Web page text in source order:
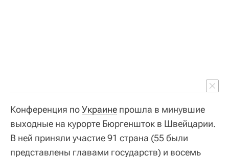
Конференция поУкраине прошла в минувшие
выходные на курорте Бюргеншток в Швейцарии.
В ней приняли участие 91 страна (55 были
представлены главами государств) и восемь